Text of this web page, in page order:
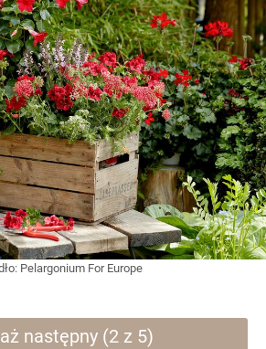
Pelargonium For Europe
następny (2 z 5)